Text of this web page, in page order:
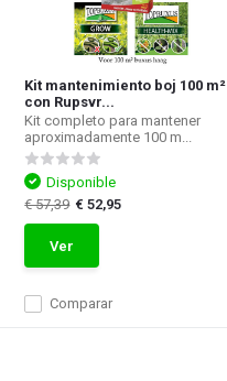
Kit mantenimiento boj 100 m²
con Rupsvr...
Kit completo para mantener
aproximadamente 100 m...
Comparar
Disponible
€ 57,39 € 52,95
Ver